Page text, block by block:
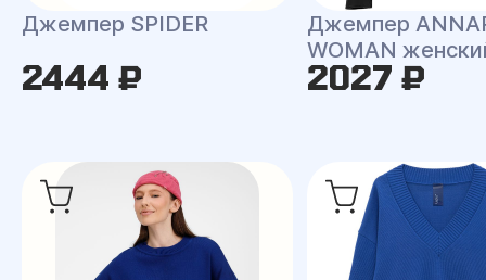
Джемпер SPIDER
2444 ₽
Джемпер
WOMAN
2027 ₽